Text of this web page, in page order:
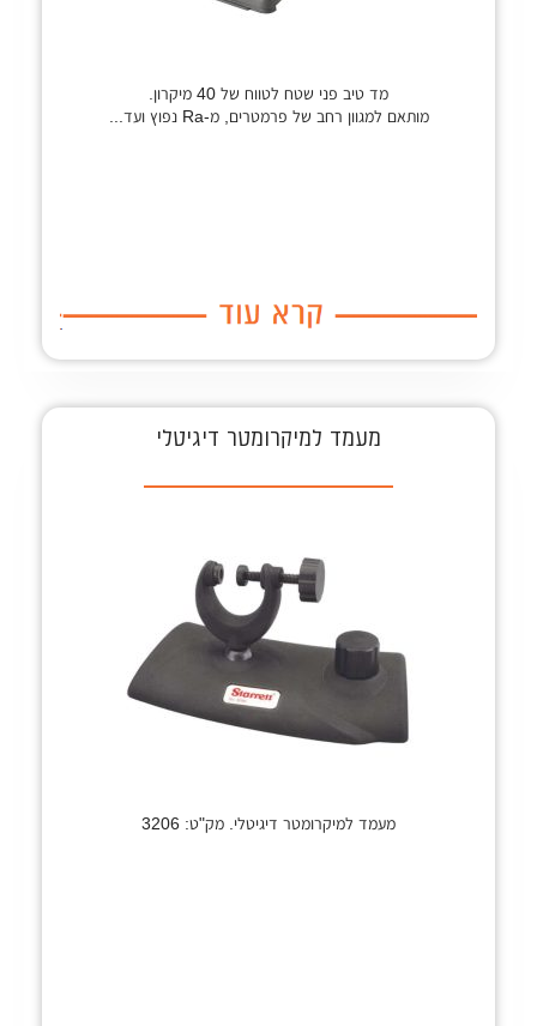
מד טיב פני שטח לטווח של 40 מיקרון.
מותאם למגוון רחב של פרמטרים, מ-Ra נפוץ ועד...
מעמד למיקרומטר דיגיטלי
מעמד למיקרומטר דיגיטלי. מק"ט: 3206